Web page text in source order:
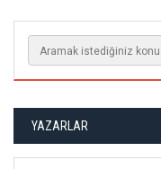
YAZARLAR